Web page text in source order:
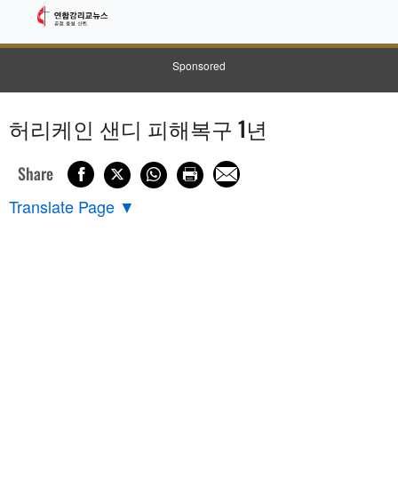
Sponsored
허리케인 샌디 피해복구 1년
Share
Translate Page ▼